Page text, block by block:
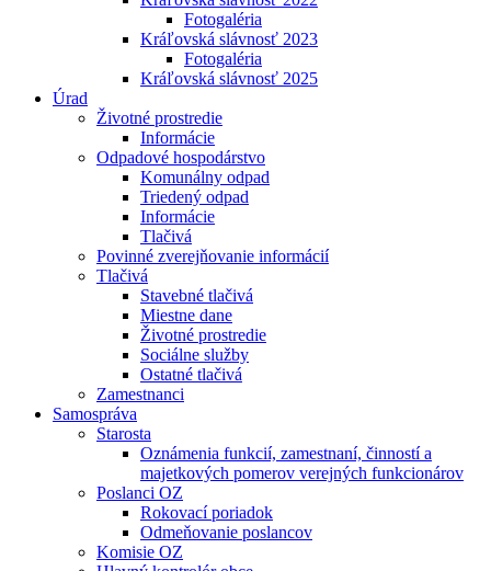
Fotogaléria
Kráľovská slávnosť 2023
Fotogaléria
Kráľovská slávnosť 2025
Úrad
Životné prostredie
Informácie
Odpadové hospodárstvo
Komunálny odpad
Triedený odpad
Informácie
Tlačivá
Povinné zverejňovanie informácií
Tlačivá
Stavebné tlačivá
Miestne dane
Životné prostredie
Sociálne služby
Ostatné tlačivá
Zamestnanci
Samospráva
Starosta
Oznámenia funkcií, zamestnaní, činností a
majetkových pomerov verejných funkcionárov
Poslanci OZ
Rokovací poriadok
Odmeňovanie poslancov
Komisie OZ